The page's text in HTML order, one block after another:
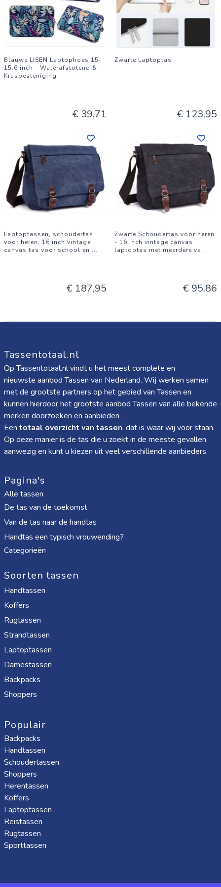
verjaardagen tot feestdagen, voor je geliefde, vriendin,
moeder of collega. Wacht niet langer en voeg dit essentiële
en modieuze accessoire toe aan je collectie. Bestel vandaag
nog en ervaar het verschil!
Blauwe LISEN Laptophoes 15-
15,6 inch - Waterafstotend &
Krasbesteniging
€ 39,71
Zwarte Laptoptas
€ 123,95
Laptoptassen, schoudertas
voor heren, 16 inch vintage
canvas tas voor school en ...
€ 187,95
Zwarte Schoudertas voor heren
- 16 inch vintage canvas
laptoptas met meerdere va...
€ 95,86
Tassentotaal.nl
Op Tassentotaal.nl vindt u het meest complete en
nieuwste aanbod Tassen van Nederland. Wij werken samen
met de grootste partners op het gebied van Tassen en
kunnen hierdoor het grootste aanbod Tassen van alle bekende
merken doorzoeken en aanbieden.
Een totaal overzicht van tassen, dat is waar wij voor staan.
Op deze manier is de tas die u zoekt in de meeste gevallen
aanwezig en kunt u kiezen uit veel verschillende aanbieders.
Pagina's
Alle tassen
De tas van de toekomst
Van de tas naar de handtas
Handtas een typisch vrouwending?
Categorieën
Soorten tassen
Handtassen
Koffers
Rugtassen
Strandtassen
Laptoptassen
Damestassen
Backpacks
Shoppers
Populair
Backpacks
Handtassen
Schoudertassen
Shoppers
Herentassen
Koffers
Laptoptassen
Reistassen
Rugtassen
Sporttassen